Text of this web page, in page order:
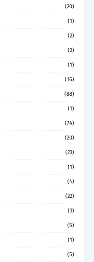
(20)
(1)
(2)
(2)
(1)
(16)
(88)
(1)
(74)
(20)
(23)
(1)
(4)
(22)
(3)
(5)
(1)
(5)